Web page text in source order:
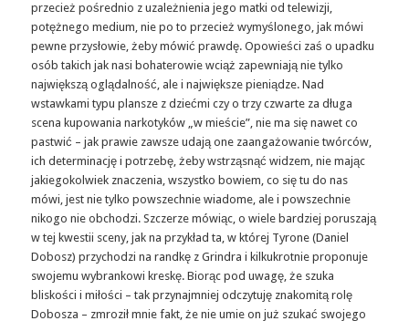
przecież pośrednio z uzależnienia jego matki od telewizji,
potężnego medium, nie po to przecież wymyślonego, jak mówi
pewne przysłowie, żeby mówić prawdę. Opowieści zaś o upadku
osób takich jak nasi bohaterowie wciąż zapewniają nie tylko
największą oglądalność, ale i największe pieniądze. Nad
wstawkami typu plansze z dziećmi czy o trzy czwarte za długa
scena kupowania narkotyków „w mieście”, nie ma się nawet co
pastwić – jak prawie zawsze udają one zaangażowanie twórców,
ich determinację i potrzebę, żeby wstrząsnąć widzem, nie mając
jakiegokolwiek znaczenia, wszystko bowiem, co się tu do nas
mówi, jest nie tylko powszechnie wiadome, ale i powszechnie
nikogo nie obchodzi. Szczerze mówiąc, o wiele bardziej poruszają
w tej kwestii sceny, jak na przykład ta, w której Tyrone (Daniel
Dobosz) przychodzi na randkę z Grindra i kilkukrotnie proponuje
swojemu wybrankowi kreskę. Biorąc pod uwagę, że szuka
bliskości i miłości – tak przynajmniej odczytuję znakomitą rolę
Dobosza – zmroził mnie fakt, że nie umie on już szukać swojego